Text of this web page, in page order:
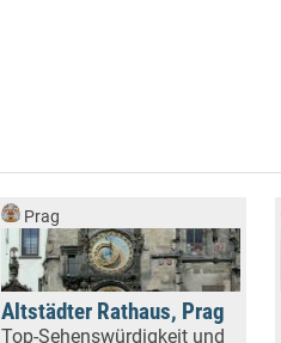
Prag
Altstädter Rathaus, Prag
Top-Sehenswürdigkeit und